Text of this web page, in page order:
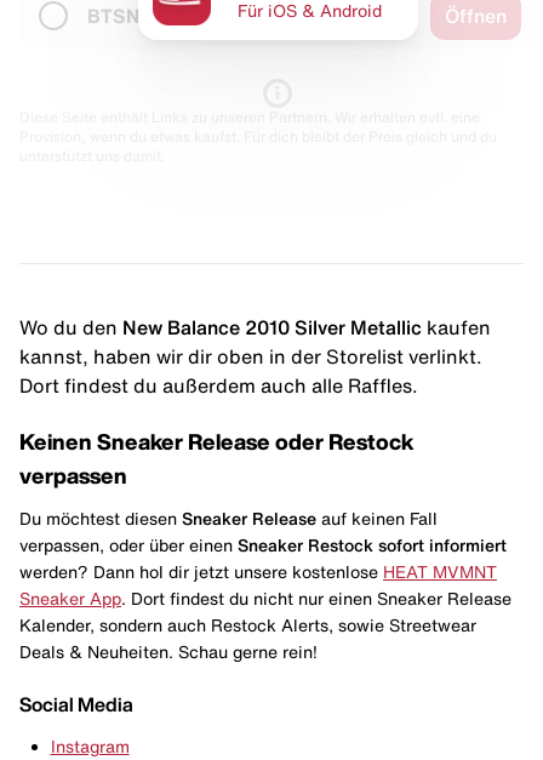
BTSN Öffnen
Für iOS & Android
Wo du den New Balance 2010 Silver Metallic kaufen
kannst, haben wir dir oben in der Storelist verlinkt.
Dort findest du außerdem auch alle Raffles.
Keinen Sneaker Release oder Restock
verpassen
Du möchtest diesen Sneaker Release auf keinen Fall
verpassen, oder über einen Sneaker Restock sofort informiert
werden? Dann hol dir jetzt unsere kostenlose HEAT MVMNT
Sneaker App . Dort findest du nicht nur einen Sneaker Release
Kalender, sondern auch Restock Alerts, sowie Streetwear
Deals & Neuheiten. Schau gerne rein!
Social Media
Instagram